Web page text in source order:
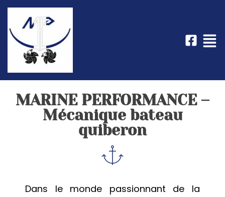
MARINE PERFORMANCE –
Mécanique bateau
quiberon
Dans le monde passionnant de la